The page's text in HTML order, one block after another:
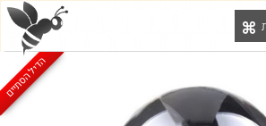
חברתית פתוחה והתכנים המתפרסמים בה הינם מטעם הגולשים.
הדילים החמים
הדיל הסתיים